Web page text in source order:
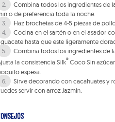
Combina todos los ingredientes de
o de preferencia toda la noche.
Haz brochetas de 4-5 piezas de
Cocina en el sartén o en el asador
hasta que este ligeramente
Combina todos los ingredientes de
la consistencia Silk® Coco Sin
espesa.
Sirve decorando con cacahuates y
servir con arroz Jazmín.